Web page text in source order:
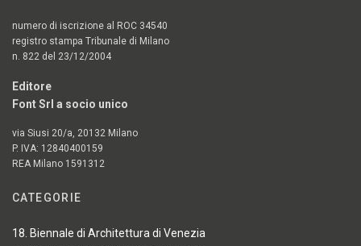
numero di iscrizione al ROC 34540
registro stampa Tribunale di Milano
n. 822 del 23/12/2004
Editore
Font Srl a socio unico
via Siusi 20/a, 20132 Milano
P. IVA: 12840400159
REA Milano 1591312
CATEGORIE
18. Biennale di Architettura di Venezia